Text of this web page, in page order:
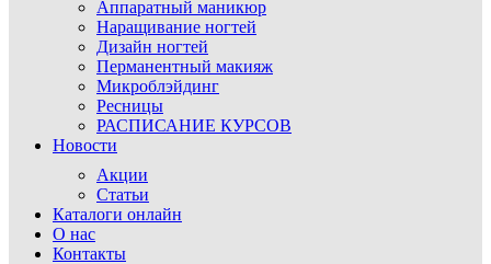
Аппаратный маникюр
Наращивание ногтей
Дизайн ногтей
Перманентный макияж
Микроблэйдинг
Ресницы
РАСПИСАНИЕ КУРСОВ
Новости
Акции
Статьи
Каталоги онлайн
О нас
Контакты